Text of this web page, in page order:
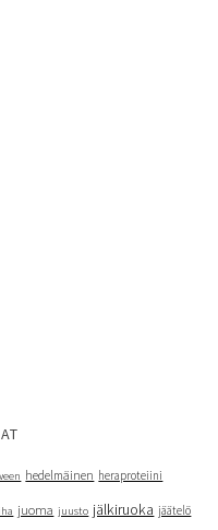
hedelmäinen heraproteiini
juoma juusto jälkiruoka jäätelö